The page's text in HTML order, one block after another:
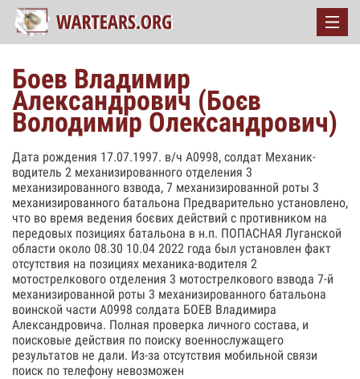
Боев Владимир
Александрович (Боєв
Володимир Олександрович)
Дата рождения 17.07.1997. в/ч А0998, солдат Механик-
водитель 2 механизированного отделения 3
механизированного взвода, 7 механизированной роты 3
механизированного батальона Предварительно установлено,
что во время ведения боєвих действий с противником на
передовых позициях батальона в н.п. ПОПАСНАЯ Луганской
области около 08.30 10.04 2022 года был установлен факт
отсутствия на позициях механика-водителя 2
мотострелкового отделения 3 мотострелкового взвода 7-й
механизированной роты 3 механизированного батальона
воинской части А0998 солдата БОЕВ Владимира
Александровича. Полная проверка личного состава, и
поисковые действия по поиску военнослужащего
результатов не дали. Из-за отсутствия мобильной связи
поиск по телефону невозможен